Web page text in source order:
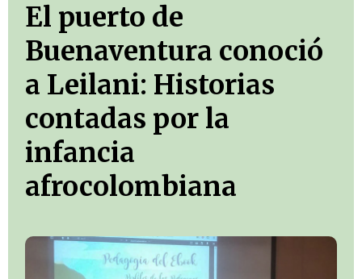
El puerto de
Buenaventura conoció
a Leilani: Historias
contadas por la
infancia
afrocolombiana